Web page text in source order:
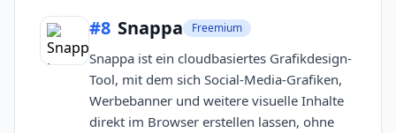
#8 Snappa Freemium
Snappa ist ein cloudbasiertes Grafikdesign-
Tool, mit dem sich Social-Media-Grafiken,
Werbebanner und weitere visuelle Inhalte
direkt im Browser erstellen lassen, ohne